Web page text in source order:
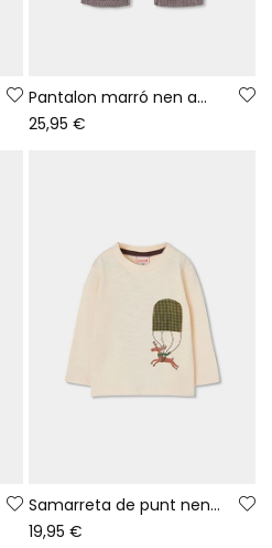
Pantalon marró nen amb butxaques cargo
25,95 €
Samarreta de punt nen cru amb ren en paracaigudes
19,95 €